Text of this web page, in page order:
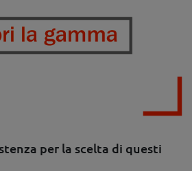
per la scelta di questi